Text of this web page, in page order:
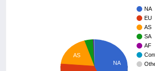
NA
EU
AS
SA
AF
NA
AS